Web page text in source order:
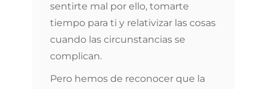
sentirte mal por ello, tomarte
tiempo para ti y relativizar las cosas
cuando las circunstancias se
complican.
Pero hemos de reconocer que la